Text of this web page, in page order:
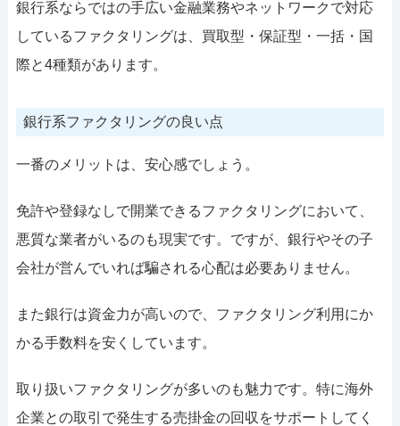
銀行系ならではの手広い金融業務やネットワークで対応
しているファクタリングは、買取型・保証型・一括・国
際と4種類があります。
銀行系ファクタリングの良い点
一番のメリットは、安心感でしょう。
免許や登録なしで開業できるファクタリングにおいて、
悪質な業者がいるのも現実です。ですが、銀行やその子
会社が営んでいれば騙される心配は必要ありません。
また銀行は資金力が高いので、ファクタリング利用にか
かる手数料を安くしています。
取り扱いファクタリングが多いのも魅力です。特に海外
企業との取引で発生する売掛金の回収をサポートしてく